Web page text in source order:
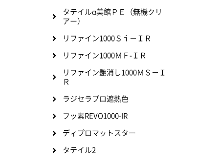
タテイルα美館ＰＥ（無機クリ
アー）
リファイン1000Ｓｉ－ＩＲ
リファイン1000ＭＦ-ＩＲ
リファイン艶消し1000ＭＳ－Ｉ
Ｒ
ラジセラプロ遮熱色
フッ素REVO1000-IR
ディプロマットスター
タテイル2